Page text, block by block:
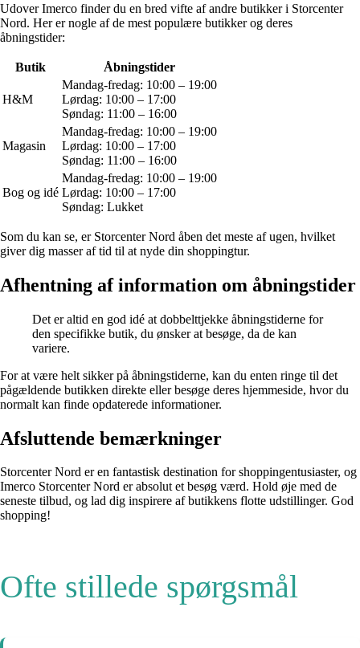
Udover Imerco finder du en bred vifte af andre butikker i Storcenter
Nord. Her er nogle af de mest populære butikker og deres
åbningstider:
Butik Åbningstider
H&M
Mandag-fredag: 10:00 – 19:00
Lørdag: 10:00 – 17:00
Søndag: 11:00 – 16:00
Magasin
Mandag-fredag: 10:00 – 19:00
Lørdag: 10:00 – 17:00
Søndag: 11:00 – 16:00
Bog og idé
Mandag-fredag: 10:00 – 19:00
Lørdag: 10:00 – 17:00
Søndag: Lukket
Som du kan se, er Storcenter Nord åben det meste af ugen, hvilket
giver dig masser af tid til at nyde din shoppingtur.
Afhentning af information om åbningstider
Det er altid en god idé at dobbelttjekke åbningstiderne for
den specifikke butik, du ønsker at besøge, da de kan
variere.
For at være helt sikker på åbningstiderne, kan du enten ringe til det
pågældende butikken direkte eller besøge deres hjemmeside, hvor du
normalt kan finde opdaterede informationer.
Afsluttende bemærkninger
Storcenter Nord er en fantastisk destination for shoppingentusiaster, og
Imerco Storcenter Nord er absolut et besøg værd. Hold øje med de
seneste tilbud, og lad dig inspirere af butikkens flotte udstillinger. God
shopping!
Ofte stillede spørgsmål